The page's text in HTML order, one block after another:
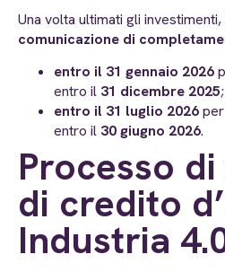
Una volta ultimati gli
comunicazione di
entro il 31 gennaio 2026
entro il 31 dicembre 2025;
entro il 31 luglio 2026
entro il 30 giugno 2026.
Processo
di credito
Industria